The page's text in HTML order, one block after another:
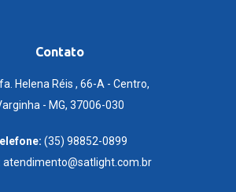
Contato
Helena Réis , 66-A - Centro,
- MG, 37006-030
(35) 98852-0899
atendimento@satlight.com.br